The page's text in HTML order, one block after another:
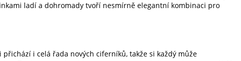
ladí a dohromady tvoří nesmírně elegantní kombinaci pro
i celá řada nových ciferníků, takže si každý může